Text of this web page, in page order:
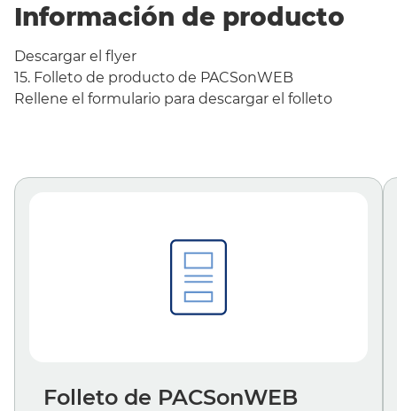
Información de producto
Descargar el flyer
15. Folleto de producto de PACSonWEB
Rellene el formulario para descargar el folleto
Folleto de PACSonWEB